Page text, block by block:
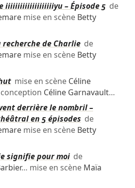
iiiiiiiiiiiiiiiiiiiiyu – Épisode 5 de
mise en scène Betty
recherche de Charliede
mise en scène Betty
mise en scène Céline
Céline Garnavault…
derrière le nombril –
en 5 épisodes de
mise en scène Betty
signifie pour moide
… mise en scène Maïa